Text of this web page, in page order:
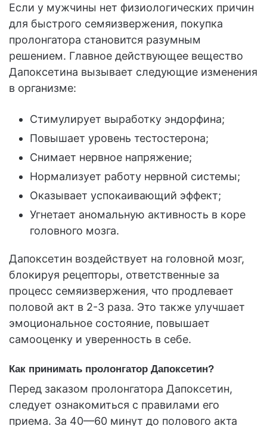
Если у мужчины нет физиологических причин
для быстрого семяизвержения, покупка
пролонгатора становится разумным
решением. Главное действующее вещество
Дапоксетина вызывает следующие изменения
в организме:
Стимулирует выработку эндорфина;
Повышает уровень тестостерона;
Снимает нервное напряжение;
Нормализует работу нервной системы;
Оказывает успокаивающий эффект;
Угнетает аномальную активность в коре
головного мозга.
Дапоксетин воздействует на головной мозг,
блокируя рецепторы, ответственные за
процесс семяизвержения, что продлевает
половой акт в 2-3 раза. Это также улучшает
эмоциональное состояние, повышает
самооценку и уверенность в себе.
Как принимать пролонгатор Дапоксетин?
Перед заказом пролонгатора Дапоксетин,
следует ознакомиться с правилами его
приема. За 40—60 минут до полового акта